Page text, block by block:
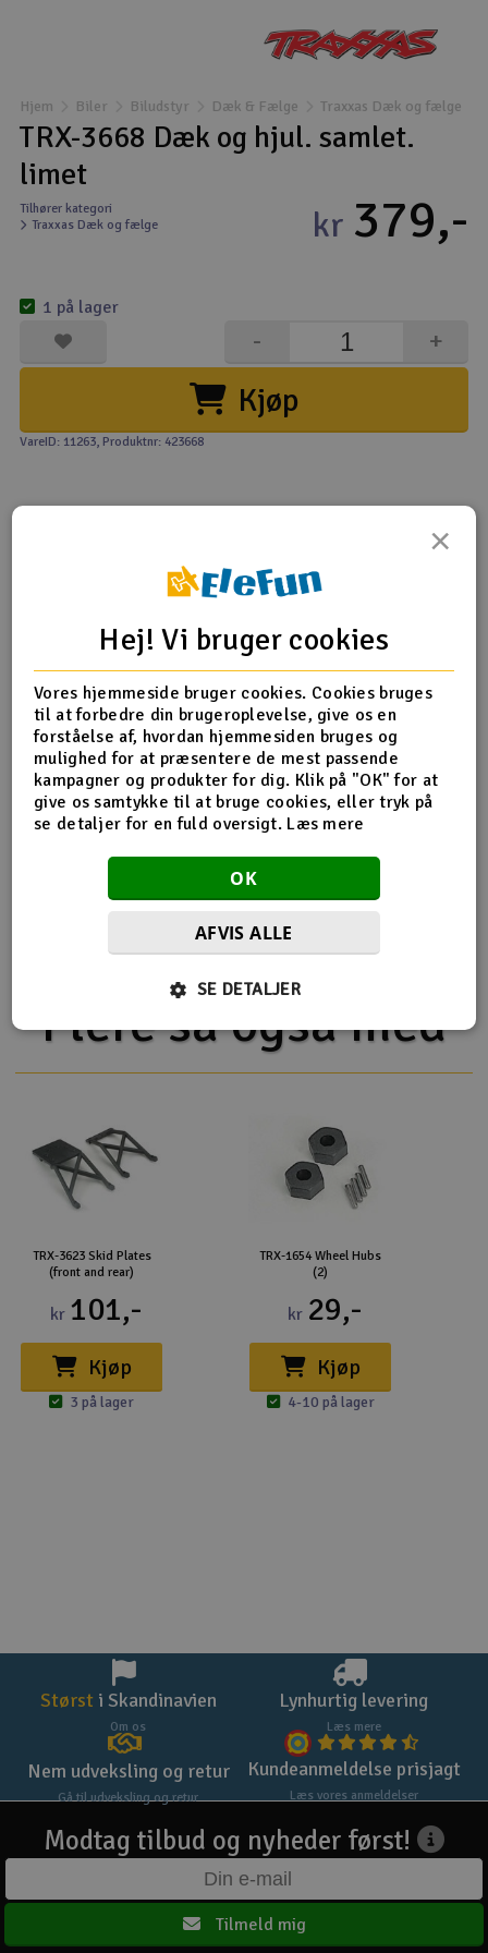
Droner til FPV
Fly
Helikopter
Modelbygg og byggesæt
Modeljernbane
Motor & tilbehør
Scooter & elkøretøj
Slot racing
Smarthjem, leg og hobby
Solenergi
Værktøj, udstyr og tilbehør
Hjem Biler Biludstyr Dæk & Fælge Traxxas Dæk og fælge
TRX-3668 Dæk og hjul. samlet.
limet
Tilhører kategori
Traxxas Dæk og fælge
kr 379,-
Kjøp
+
-
1 på lager
VareID: 11263, Produktnr: 423668
Tip din ven Anmeldelser
Produkt information
3668: Dæk & hjul, samlet, limet (2.8) (All-Star kromhjul,
Talon-dæk, skumindsatser) (Stampede bag) (2)
forbundet med
Reservedeler Traxxas
Flere så også med
TRX-3623 Skid Plates
(front and rear)
kr 101,-
Kjøp
3 på lager
TRX-1654 Wheel Hubs
(2)
kr 29,-
Kjøp
4-10 på lager
Størst i Skandinavien
Om os
Lynhurtig levering
Læs mere
Nem udveksling og retur
Gå til udveksling og retur
Kundeanmeldelse prisjagt
Læs vores anmeldelser
Modtag tilbud og nyheder først!
Tilmeld mig
×
Hej! Vi bruger cookies
Vores hjemmeside bruger cookies. Cookies bruges
til at forbedre din brugeroplevelse, give os en
forståelse af, hvordan hjemmesiden bruges og
mulighed for at præsentere de mest passende
kampagner og produkter for dig. Klik på "OK" for at
give os samtykke til at bruge cookies, eller tryk på
se detaljer for en fuld oversigt. Læs mere
OK
AFVIS ALLE
SE DETALJER